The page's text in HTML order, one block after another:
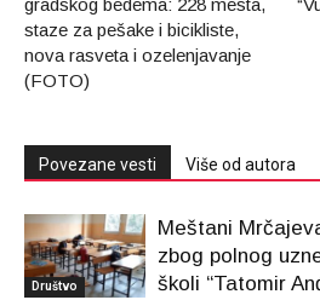
gradskog bedema: 228 mesta,
staze za pešake i bicikliste,
nova rasveta i ozelenjavanje
(FOTO)
Povezane vesti Više od autora
Društvo
Meštani
zbog polnog
školi “Tatomir